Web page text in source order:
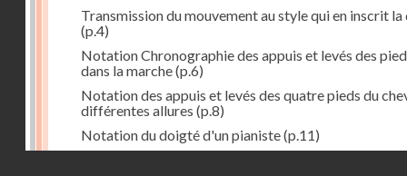
Transmission du mouvement au style qui en inscrit la
(p.4)
Notation Chronographie des appuis et levés des
dans la marche(p.6)
Notation des appuis et levés des quatre pieds du
différentes allures (p.8)
Notation du doigté d'un pianiste(p.11)